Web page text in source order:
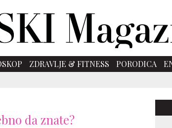
ZDRAVLJE & FITNESS PORODICA
da znate?